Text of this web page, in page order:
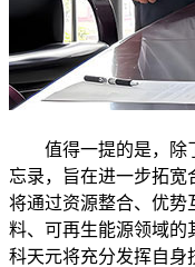
值得一提的是，除
忘录，旨在进一步拓宽
将通过资源整合、优势
料、可再生能源领域的
科天元将充分发挥自身